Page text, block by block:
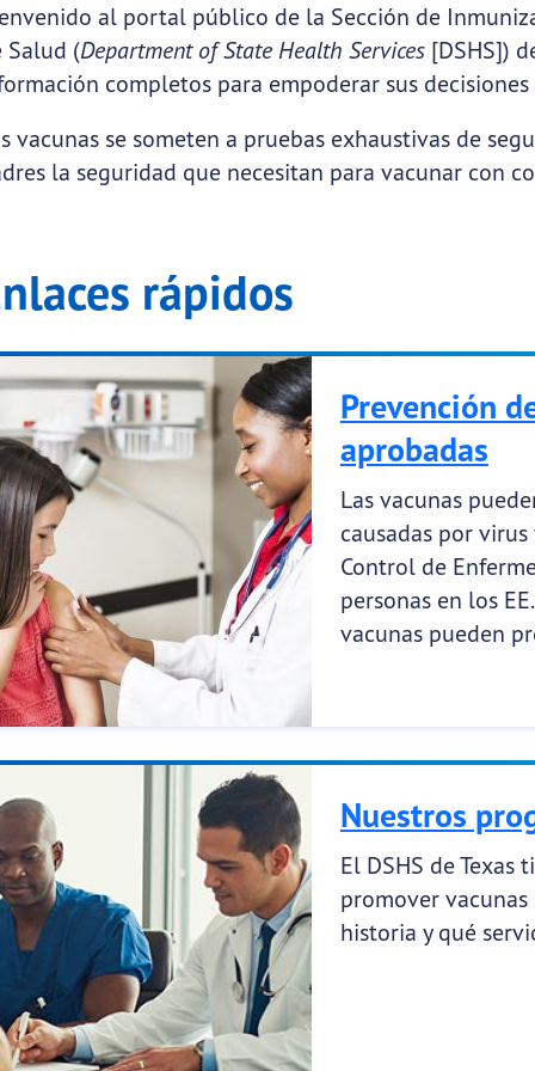
.
links
links
links
links
links
al portal público de la Sección de
Salud (Department of State Health Services[DSHS])
completos para empoderar sus decisiones
vacunas se someten a pruebas exhaustivas de
la seguridad que necesitan para vacunar con
rápidos
Prevención
aprobadas
Las vacunas
causadas por
Control de
personas en los
vacunas pueden
Nuestros
El DSHS de Texas
promover
historia y qué